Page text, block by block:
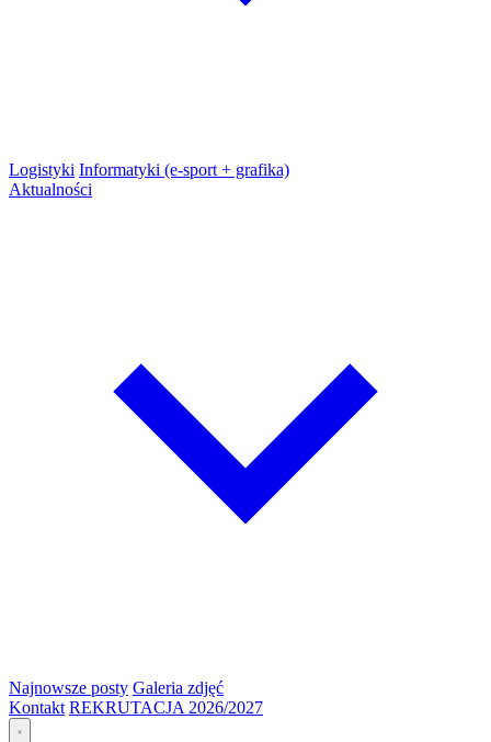
Logistyki Informatyki (e-sport + grafika)
Aktualności
Najnowsze posty Galeria zdjęć
Kontakt REKRUTACJA 2026/2027